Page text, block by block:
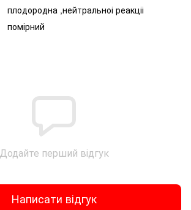
плодородна ,нейтральноі реакціі
помірний
Додайте перший відгук
Написати відгук